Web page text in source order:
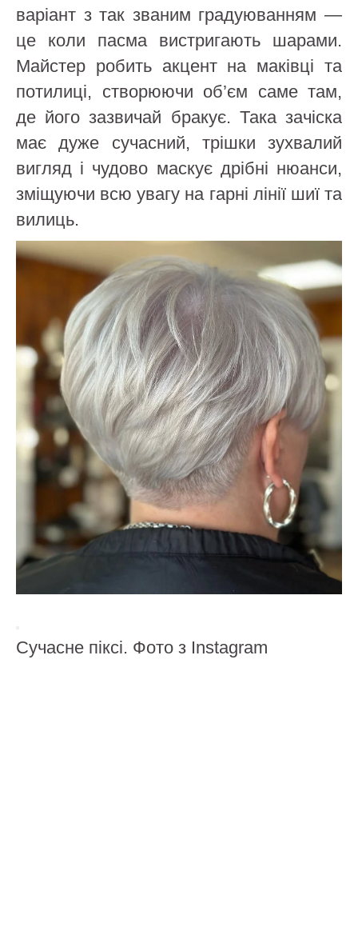
варіант з так званим градуюванням —
це коли пасма вистригають шарами.
Майстер робить акцент на маківці та
потилиці, створюючи об’єм саме там,
де його зазвичай бракує. Така зачіска
має дуже сучасний, трішки зухвалий
вигляд і чудово маскує дрібні нюанси,
зміщуючи всю увагу на гарні лінії шиї та
вилиць.
Сучасне піксі. Фото з Instagram